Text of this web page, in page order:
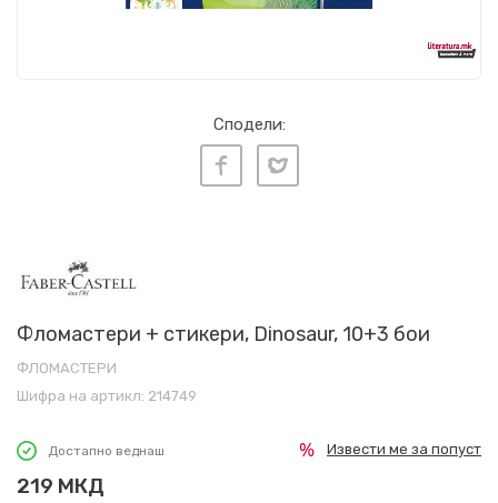
Сподели:
Фломастери + стикери, Dinosaur, 10+3 бои
ФЛОМАСТЕРИ
Шифра на артикл: 214749
Достапно веднаш
219 МКД
Извести ме за попуст